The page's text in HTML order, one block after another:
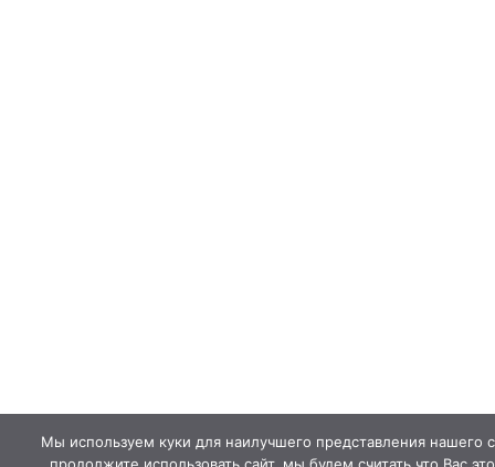
Мы используем куки для наилучшего представления нашего